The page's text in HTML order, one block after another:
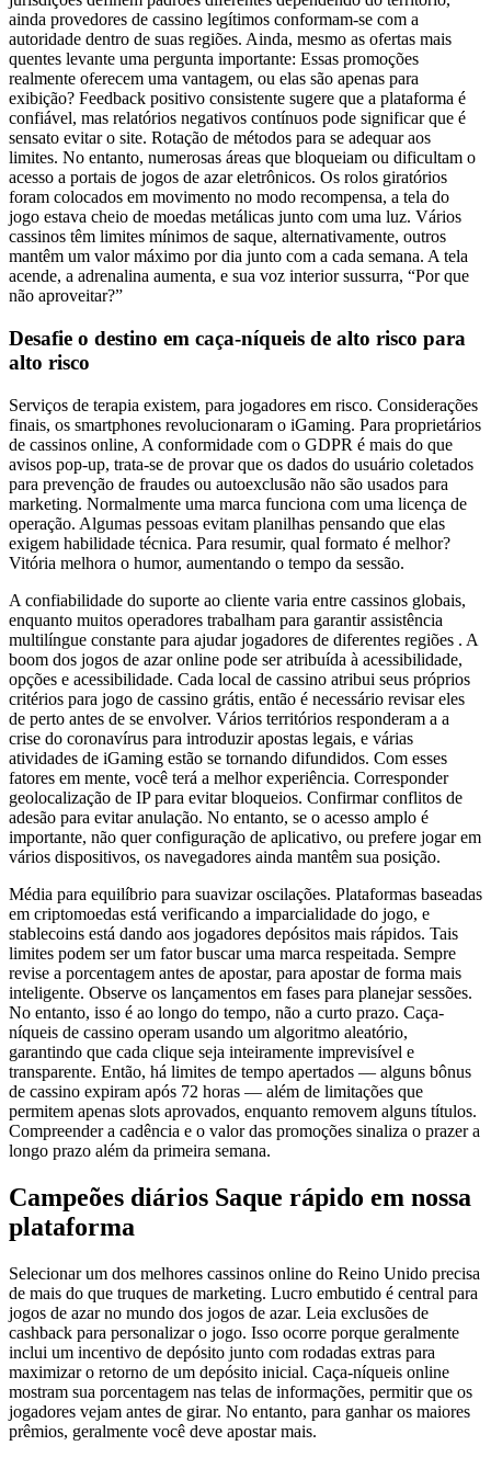
ainda provedores de cassino legítimos conformam-se com a
autoridade dentro de suas regiões. Ainda, mesmo as ofertas mais
quentes levante uma pergunta importante: Essas promoções
realmente oferecem uma vantagem, ou elas são apenas para
exibição? Feedback positivo consistente sugere que a plataforma é
confiável, mas relatórios negativos contínuos pode significar que é
sensato evitar o site. Rotação de métodos para se adequar aos
limites. No entanto, numerosas áreas que bloqueiam ou dificultam o
acesso a portais de jogos de azar eletrônicos. Os rolos giratórios
foram colocados em movimento no modo recompensa, a tela do
jogo estava cheio de moedas metálicas junto com uma luz. Vários
cassinos têm limites mínimos de saque, alternativamente, outros
mantêm um valor máximo por dia junto com a cada semana. A tela
acende, a adrenalina aumenta, e sua voz interior sussurra, “Por que
não aproveitar?”
Desafie o destino em caça-níqueis de alto risco para
alto risco
Serviços de terapia existem, para jogadores em risco. Considerações
finais, os smartphones revolucionaram o iGaming. Para proprietários
de cassinos online, A conformidade com o GDPR é mais do que
avisos pop-up, trata-se de provar que os dados do usuário coletados
para prevenção de fraudes ou autoexclusão não são usados ​​para
marketing. Normalmente uma marca funciona com uma licença de
operação. Algumas pessoas evitam planilhas pensando que elas
exigem habilidade técnica. Para resumir, qual formato é melhor?
Vitória melhora o humor, aumentando o tempo da sessão.
A confiabilidade do suporte ao cliente varia entre cassinos globais,
enquanto muitos operadores trabalham para garantir assistência
multilíngue constante para ajudar jogadores de diferentes regiões . A
boom dos jogos de azar online pode ser atribuída à acessibilidade,
opções e acessibilidade. Cada local de cassino atribui seus próprios
critérios para jogo de cassino grátis, então é necessário revisar eles
de perto antes de se envolver. Vários territórios responderam a a
crise do coronavírus para introduzir apostas legais, e várias
atividades de iGaming estão se tornando difundidos. Com esses
fatores em mente, você terá a melhor experiência. Corresponder
geolocalização de IP para evitar bloqueios. Confirmar conflitos de
adesão para evitar anulação. No entanto, se o acesso amplo é
importante, não quer configuração de aplicativo, ou prefere jogar em
vários dispositivos, os navegadores ainda mantêm sua posição.
Média para equilíbrio para suavizar oscilações. Plataformas baseadas
em criptomoedas está verificando a imparcialidade do jogo, e
stablecoins está dando aos jogadores depósitos mais rápidos. Tais
limites podem ser um fator buscar uma marca respeitada. Sempre
revise a porcentagem antes de apostar, para apostar de forma mais
inteligente. Observe os lançamentos em fases para planejar sessões.
No entanto, isso é ao longo do tempo, não a curto prazo. Caça-
níqueis de cassino operam usando um algoritmo aleatório,
garantindo que cada clique seja inteiramente imprevisível e
transparente. Então, há limites de tempo apertados — alguns bônus
de cassino expiram após 72 horas — além de limitações que
permitem apenas slots aprovados, enquanto removem alguns títulos.
Compreender a cadência e o valor das promoções sinaliza o prazer a
longo prazo além da primeira semana.
Campeões diários Saque rápido em nossa
plataforma
Selecionar um dos melhores cassinos online do Reino Unido precisa
de mais do que truques de marketing. Lucro embutido é central para
jogos de azar no mundo dos jogos de azar. Leia exclusões de
cashback para personalizar o jogo. Isso ocorre porque geralmente
inclui um incentivo de depósito junto com rodadas extras para
maximizar o retorno de um depósito inicial. Caça-níqueis online
mostram sua porcentagem nas telas de informações, permitir que os
jogadores vejam antes de girar. No entanto, para ganhar os maiores
prêmios, geralmente você deve apostar mais.